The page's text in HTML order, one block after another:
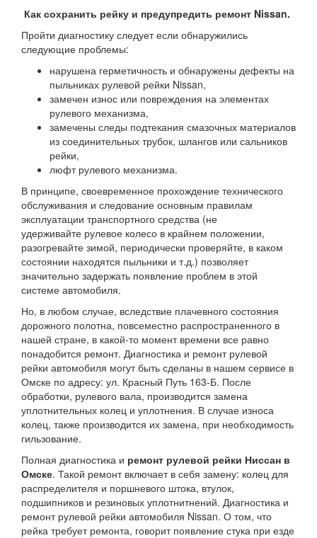
Как сохранить рейку и предупредить ремонт Nissan.
Пройти диагностику следует если обнаружились
следующие проблемы:
нарушена герметичность и обнаружены дефекты на
пыльниках рулевой рейки Nissan,
замечен износ или повреждения на элементах
рулевого механизма,
замечены следы подтекания смазочных материалов
из соединительных трубок, шлангов или сальников
рейки,
люфт рулевого механизма.
В принципе, своевременное прохождение технического
обслуживания и следование основным правилам
эксплуатации транспортного средства (не
удерживайте рулевое колесо в крайнем положении,
разогревайте зимой, периодически проверяйте, в каком
состоянии находятся пыльники и т.д.) позволяет
значительно задержать появление проблем в этой
системе автомобиля.
Но, в любом случае, вследствие плачевного состояния
дорожного полотна, повсеместно распространенного в
нашей стране, в какой-то момент времени все равно
понадобится ремонт. Диагностика и ремонт рулевой
рейки автомобиля могут быть сделаны в нашем сервисе в
Омске по адресу: ул. Красный Путь 163-Б. После
обработки, рулевого вала, производится замена
уплотнительных колец и уплотнения. В случае износа
колец, также производится их замена, при необходимость
гильзование.
Полная диагностика и ремонт рулевой рейки Ниссан в
Омске. Такой ремонт включает в себя замену: колец для
распределителя и поршневого штока, втулок,
подшипников и резиновых уплотнитнений. Диагностика и
ремонт рулевой рейки автомобиля Nissan. О том, что
рейка требует ремонта, говорит появление стука при езде